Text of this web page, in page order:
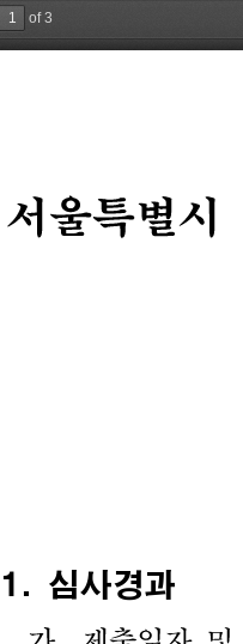
of 3
서울특별시
1. 심사경과
가. 제출일자 및